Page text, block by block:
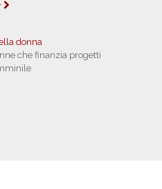
donna
che finanzia progetti